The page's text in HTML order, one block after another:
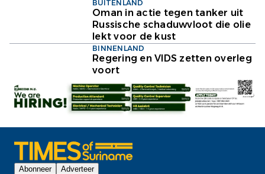
BUITENLAND
Oman in actie tegen tanker uit
Russische schaduwvloot die olie
lekt voor de kust
BINNENLAND
Regering en VIDS zetten overleg
voort
Abonneer Adverteer